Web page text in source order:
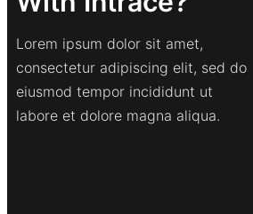
Lorem ipsum dolor sit amet,
consectetur adipiscing elit, sed do
eiusmod tempor incididunt ut
labore et dolore magna aliqua.